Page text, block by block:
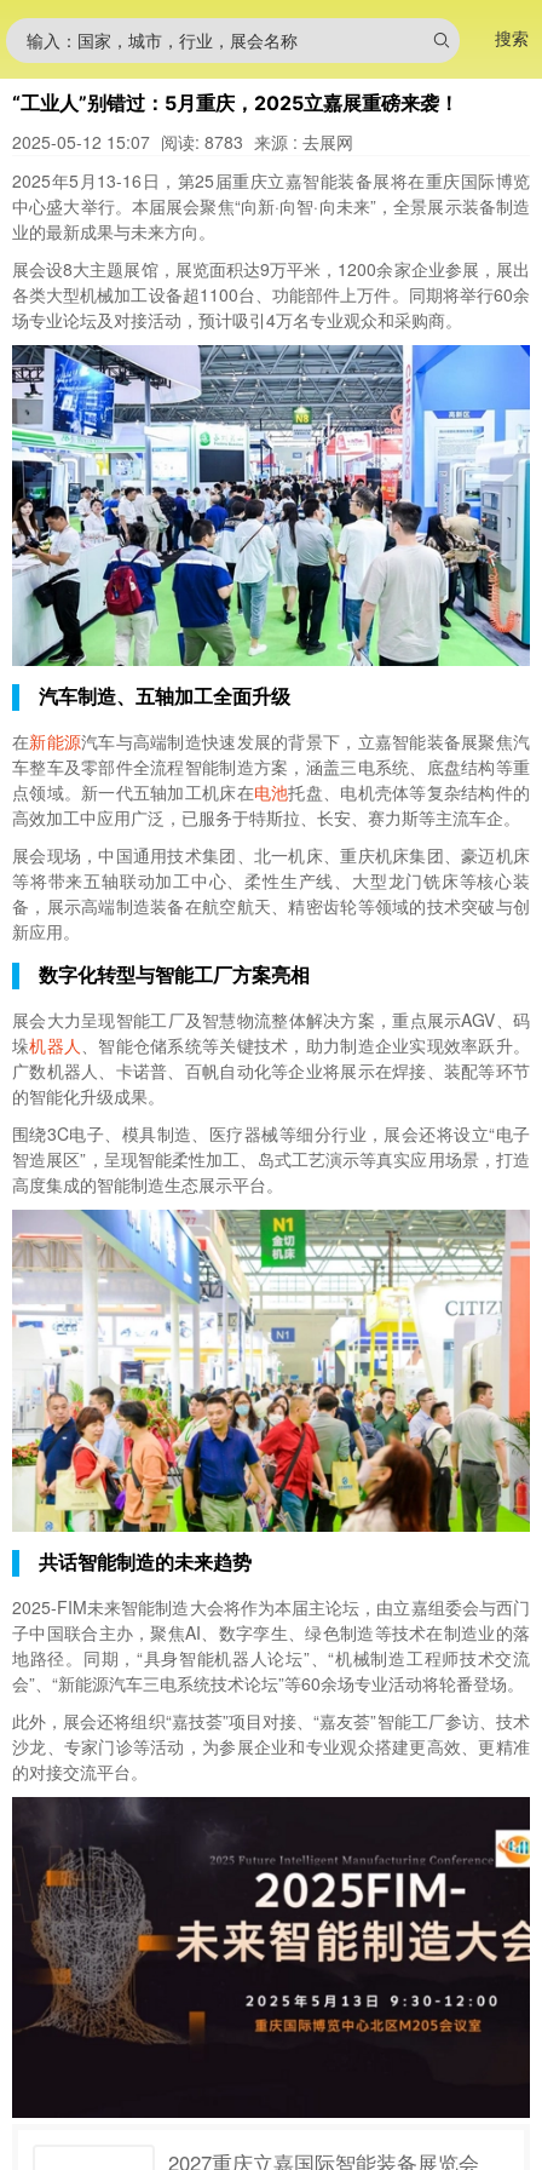
输入：国家，城市，行业，展会名称 搜索
“工业人”别错过：5月重庆，2025立嘉展重磅来袭！
2025-05-12 15:07 阅读: 8783 来源 : 去展网
2025年5月13-16日，第25届重庆立嘉智能装备展将在重庆国际博览
中心盛大举行。本届展会聚焦“向新·向智·向未来”，全景展示装备制造
业的最新成果与未来方向。
展会设8大主题展馆，展览面积达9万平米，1200余家企业参展，展出
各类大型机械加工设备超1100台、功能部件上万件。同期将举行60余
场专业论坛及对接活动，预计吸引4万名专业观众和采购商。
汽车制造、五轴加工全面升级
在新能源汽车与高端制造快速发展的背景下， 立嘉智能装备展聚焦汽
车整车及零部件全流程智能制造方案，涵盖三电系统、底盘结构等重
点领域。新一代五轴加工机床在电池托盘、电机壳体等复杂结构件的
高效加工中应用广泛，已服务于特斯拉、长安、赛力斯等主流车企。
展会现场，中国通用技术集团、北一机床、重庆机床集团、豪迈机床
等将带来五轴联动加工中心、柔性生产线、大型龙门铣床等核心装
备，展示高端制造装备在航空航天、精密齿轮等领域的技术突破与创
新应用。
数字化转型与智能工厂方案亮相
展会大力呈现智能工厂及智慧物流整体解决方案，重点展示AGV、码
垛机器人、智能仓储系统等关键技术，助力制造企业实现效率跃升。
广数机器人、卡诺普、百帆自动化等企业将展示在焊接、装配等环节
的智能化升级成果。
围绕3C电子、模具制造、医疗器械等细分行业，展会还将设立“电子
智造展区”，呈现智能柔性加工、岛式工艺演示等真实应用场景，打造
高度集成的智能制造生态展示平台。
共话智能制造的未来趋势
2025-FIM未来智能制造大会将作为本届主论坛，由立嘉组委会与西门
子中国联合主办，聚焦AI、数字孪生、绿色制造等技术在制造业的落
地路径。同期，“具身智能机器人论坛”、“机械制造工程师技术交流
会”、“新能源汽车三电系统技术论坛”等60余场专业活动将轮番登场。
此外，展会还将组织“嘉技荟”项目对接、“嘉友荟”智能工厂参访、技术
沙龙、专家门诊等活动，为参展企业和专业观众搭建更高效、更精准
的对接交流平台。
2027重庆立嘉国际智能装备展览会